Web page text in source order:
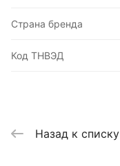
Страна бренда
Код ТНВЭД
Назад к списку